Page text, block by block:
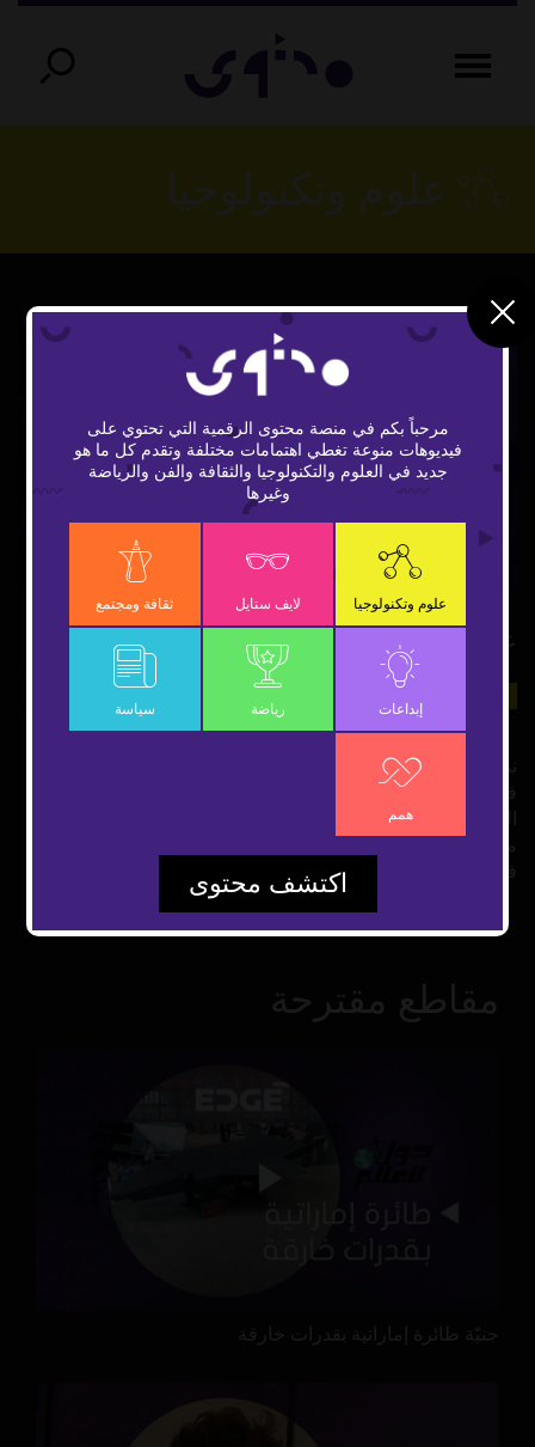
Play
Videoعلاج واعد لسرطان البروستاتا
نمط علاجي مبتكَر لسرطان البروستاتا خلال فترة زمنية قصيرة
قام علماء وأطباء بريطانيون بتطوير نمط علاجي لسرطان
البروستاتا بتقليل جرعات العلاج الإشعاعي إلى جرعتين فقط بدلاً
من الجرعات الكثيرة وذلك خلال فترة زمنية تتراوح لأسبوع واحد
فقط إليكم التفاصيل..
مقاطع مقترحة
جنيّة طائرة إماراتية بقدرات خارقة
مرحباً بكم في منصة محتوى الرقمية التي تحتوي على
فيديوهات منوعة تغطي اهتمامات مختلفة وتقدم كل ما هو
جديد في العلوم والتكنولوجيا والثقافة والفن والرياضة
وغيرها
علوم وتكنولوجيا لايف ستايل ثقافة ومجتمع
إبداعات رياضة سياسة
همم
اكتشف محتوى